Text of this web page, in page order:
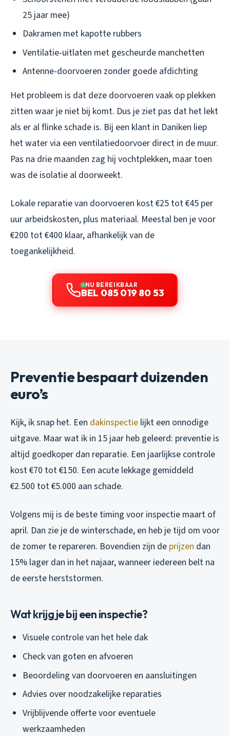
25 jaar mee)
Dakramen met kapotte rubbers
Ventilatie-uitlaten met gescheurde manchetten
Antenne-doorvoeren zonder goede afdichting
Het probleem is dat deze doorvoeren vaak op plekken
zitten waar je niet bij komt. Dus je ziet pas dat het lekt
als er al flinke schade is. Bij een klant in Daniken liep
het water via een ventilatiedoorvoer direct in de muur.
Pas na drie maanden zag hij vochtplekken, maar toen
was de isolatie al doorweekt.
Lokale reparatie van doorvoeren kost €25 tot €45 per
uur arbeidskosten, plus materiaal. Meestal ben je voor
€200 tot €400 klaar, afhankelijk van de
toegankelijkheid.
NU BEREIKBAAR
BEL 085 019 80 53
Preventie bespaart duizenden
euro’s
Kijk, ik snap het. Een dakinspectie lijkt een onnodige
uitgave. Maar wat ik in 15 jaar heb geleerd: preventie is
altijd goedkoper dan reparatie. Een jaarlijkse controle
kost €70 tot €150. Een acute lekkage gemiddeld
€2.500 tot €5.000 aan schade.
Volgens mij is de beste timing voor inspectie maart of
april. Dan zie je de winterschade, en heb je tijd om voor
de zomer te repareren. Bovendien zijn de prijzen dan
15% lager dan in het najaar, wanneer iedereen belt na
de eerste herststormen.
Wat krijg je bij een inspectie?
Visuele controle van het hele dak
Check van goten en afvoeren
Beoordeling van doorvoeren en aansluitingen
Advies over noodzakelijke reparaties
Vrijblijvende offerte voor eventuele
werkzaamheden